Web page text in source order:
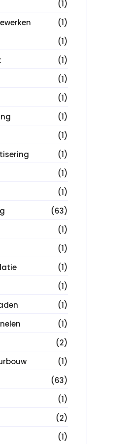
(1)
(1)
(1)
(1)
(1)
(1)
(1)
(1)
(1)
(1)
(1)
(63)
(1)
(1)
(1)
(1)
(1)
(1)
(2)
(1)
(63)
(1)
(2)
(1)